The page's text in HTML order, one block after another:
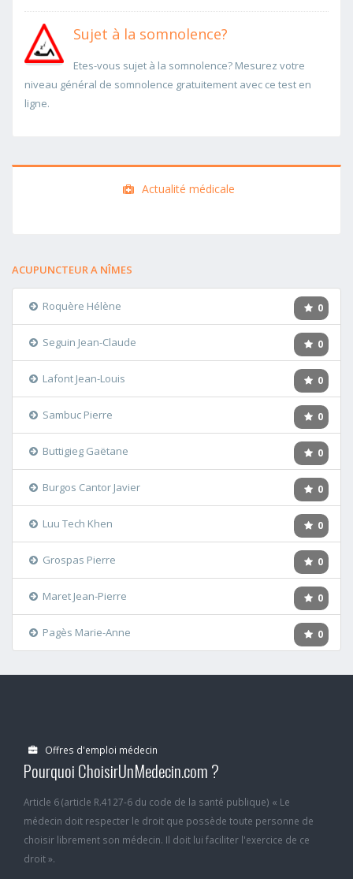
Sujet à la somnolence?
Etes-vous sujet à la somnolence? Mesurez votre
niveau général de somnolence gratuitement avec ce test en
ligne.
Actualité médicale
ACUPUNCTEUR A NÎMES
0
Roquère Hélène
0
Seguin Jean-Claude
0
Lafont Jean-Louis
0
Sambuc Pierre
0
Buttigieg Gaëtane
0
Burgos Cantor Javier
0
Luu Tech Khen
0
Grospas Pierre
0
Maret Jean-Pierre
0
Pagès Marie-Anne
Offres d'emploi médecin
Pourquoi ChoisirUnMedecin.com ?
Article 6 (article R.4127-6 du code de la santé publique) « Le
médecin doit respecter le droit que possède toute personne de
choisir librement son médecin. Il doit lui faciliter l'exercice de ce
droit ».